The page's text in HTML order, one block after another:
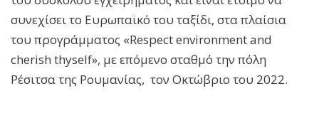
συνεχίσει το Ευρωπαϊκό του ταξίδι, στα πλαίσια
του προγράμματος «Respect environment and
cherish thyself», με επόμενο σταθμό την πόλη
Ρέσιτσα της Ρουμανίας, τον Οκτώβριο του 2022.